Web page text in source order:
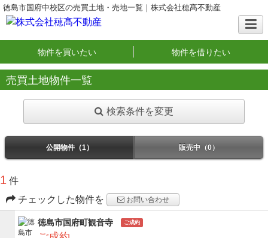
徳島市国府中校区の売買土地・売地一覧｜株式会社穂髙不動産
物件を買いたい 物件を借りたい
売買土地物件一覧
検索条件を変更
公開物件（1） 販売中（0）
1 件
チェックした物件を
お問い合わせ
徳島市国府町観音寺 ご成約